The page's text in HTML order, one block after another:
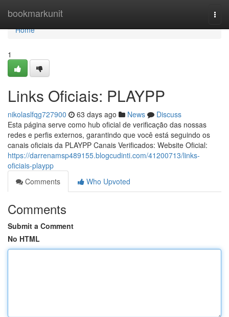
bookmarkunit
Home
Home
1
Links Oficiais: PLAYPP
nikolaslfqg727900 63 days ago News
Discuss
Esta página serve como hub oficial de verificação das nossas
redes e perfis externos, garantindo que você está seguindo os
canais oficiais da PLAYPP Canais Verificados: Website Oficial:
https://darrenamsp489155.blogcudinti.com/41200713/links-
oficiais-playpp
Comments
Who Upvoted
Comments
Submit a Comment
No HTML